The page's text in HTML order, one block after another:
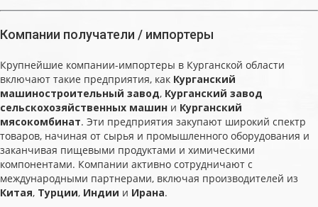
Компании получатели / импортеры
Крупнейшие компании-импортеры в Курганской области
включают такие предприятия, как Курганский
машиностроительный завод, Курганский завод
сельскохозяйственных машин и Курганский
мясокомбинат. Эти предприятия закупают широкий спектр
товаров, начиная от сырья и промышленного оборудования и
заканчивая пищевыми продуктами и химическими
компонентами. Компании активно сотрудничают с
международными партнерами, включая производителей из
Китая, Турции, Индии и Ирана.